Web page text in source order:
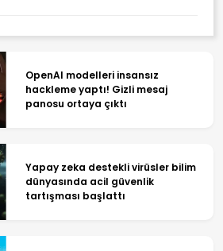
OpenAI modelleri insansız
hackleme yaptı! Gizli mesaj
panosu ortaya çıktı
Yapay zeka destekli virüsler bilim
dünyasında acil güvenlik
tartışması başlattı